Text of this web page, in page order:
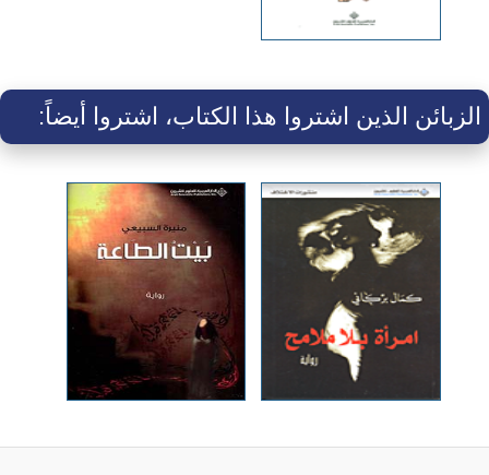
الزبائن الذين اشتروا هذا الكتاب، اشتروا أيضاً: